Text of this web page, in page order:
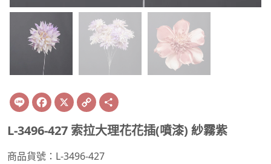
Line Facebook
X Copy
Link
L-3496-427 索拉大理花花插(噴漆) 紗霧紫
商品貨號：L-3496-427